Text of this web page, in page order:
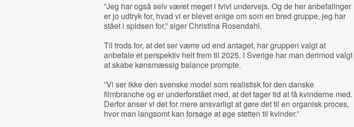
”Jeg har også selv været meget i tvivl undervejs. Og de her anbefalinger
er jo udtryk for, hvad vi er blevet enige om som en bred gruppe, jeg har
stået i spidsen for,” siger Christina Rosendahl.
Til trods for, at det ser værre ud end antaget, har gruppen valgt at
anbefale et perspektiv helt frem til 2025. I Sverige har man derimod valgt
at skabe kønsmæssig balance prompte.
”Vi ser ikke den svenske model som realistisk for den danske
filmbranche og er underforstået med, at det tager tid at få kvinderne med.
Derfor anser vi det for mere ansvarligt at gøre det til en organisk proces,
hvor man langsomt kan forsøge at øge støtten til kvinder.”